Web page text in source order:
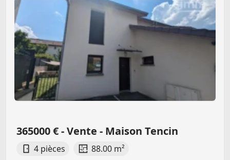
365000 € - Vente - Maison Tencin
4 pièces 88.00 m²